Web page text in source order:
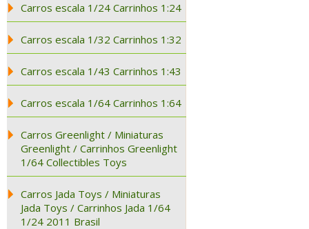
Carros escala 1/24 Carrinhos 1:24
Carros escala 1/32 Carrinhos 1:32
Carros escala 1/43 Carrinhos 1:43
Carros escala 1/64 Carrinhos 1:64
Carros Greenlight / Miniaturas
Greenlight / Carrinhos Greenlight
1/64 Collectibles Toys
Carros Jada Toys / Miniaturas
Jada Toys / Carrinhos Jada 1/64
1/24 2011 Brasil